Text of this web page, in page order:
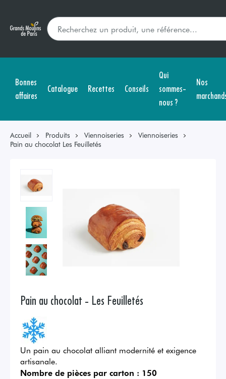
Bonnes
affaires
Catalogue Recettes Conseils
Qui
sommes-
nous ?
Nos
Accueil Produits Viennoiseries
Viennoiseries
Pain au chocolat Les Feuilletés
Pain au chocolat - Les Feuilletés
Un pain au chocolat alliant modernité et exigence
artisanale.
Nombre de pièces par carton : 150